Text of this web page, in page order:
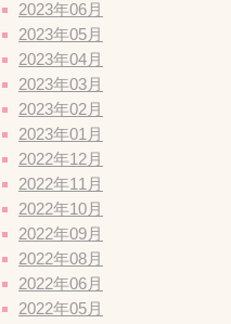
2023年06月
2023年05月
2023年04月
2023年03月
2023年02月
2023年01月
2022年12月
2022年11月
2022年10月
2022年09月
2022年08月
2022年06月
2022年05月